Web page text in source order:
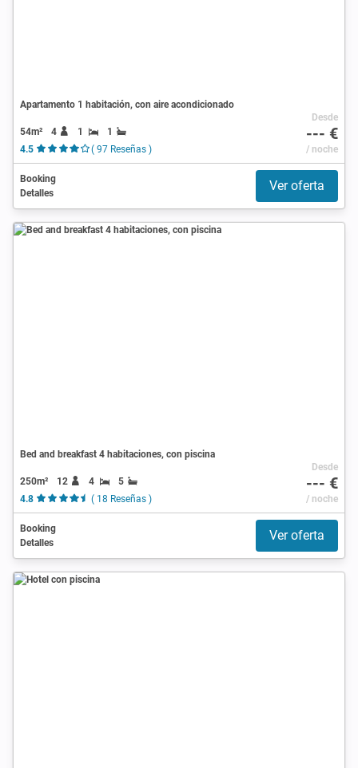
Apartamento 1 habitación, con aire acondicionado
54m² 4 1
1
4.5
( 97 Reseñas )
Desde
--- €
/ noche
Booking
Detalles
Ver oferta
Bed and breakfast 4 habitaciones, con piscina
250m² 12 4
5
4.8
( 18 Reseñas )
Desde
--- €
/ noche
Booking
Detalles
Ver oferta